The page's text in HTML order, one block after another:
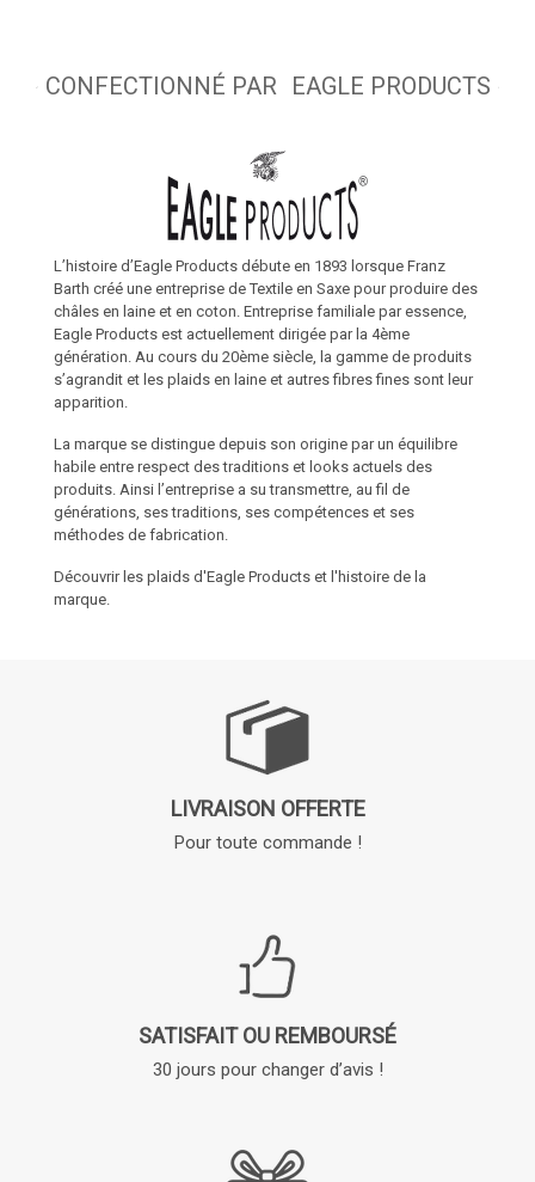
CONFECTIONNÉ PAR EAGLE PRODUCTS
L’histoire d’Eagle Products débute en 1893 lorsque Franz
Barth créé une entreprise de Textile en Saxe pour produire des
châles en laine et en coton. Entreprise familiale par essence,
Eagle Products est actuellement dirigée par la 4ème
génération. Au cours du 20ème siècle, la gamme de produits
s’agrandit et les plaids en laine et autres fibres fines sont leur
apparition.
La marque se distingue depuis son origine par un équilibre
habile entre respect des traditions et looks actuels des
produits. Ainsi l’entreprise a su transmettre, au fil de
générations, ses traditions, ses compétences et ses
méthodes de fabrication.
Découvrir les plaids d'Eagle Products et l'histoire de la
marque.
LIVRAISON OFFERTE
Pour toute commande !
SATISFAIT OU REMBOURSÉ
30 jours pour changer d’avis !